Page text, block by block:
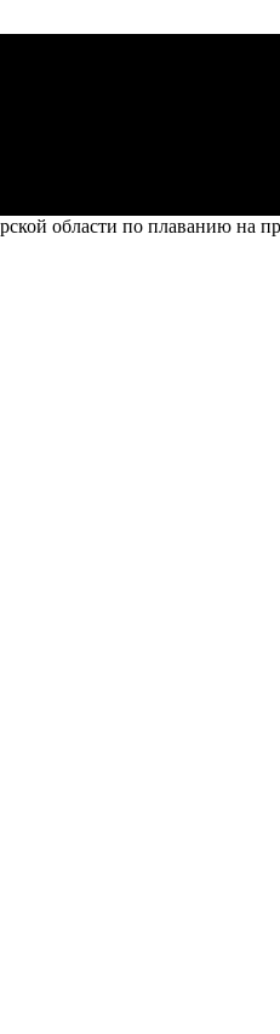
области по плаванию на